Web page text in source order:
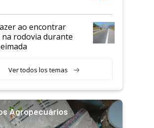
ao encontrar
na rodovia durante
Ver todos los temas
Agropecuários